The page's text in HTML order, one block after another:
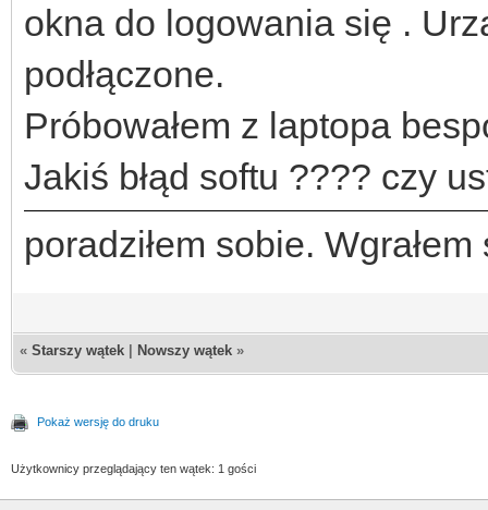
okna do logowania się .
podłączone.
Próbowałem z laptopa
Jakiś błąd softu ???? czy
poradziłem sobie.
« Starszy wątek Nowszy wątek »
Pokaż wersję do druku
Użytkownicy przeglądający ten wątek: 1 gości